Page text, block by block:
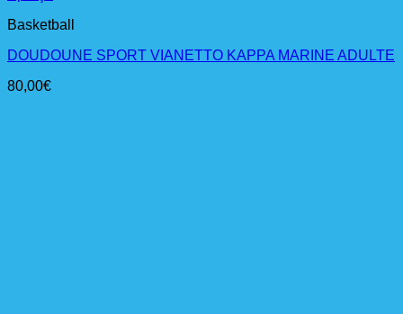
Basketball
DOUDOUNE SPORT VIANETTO KAPPA MARINE ADULTE
80,00€